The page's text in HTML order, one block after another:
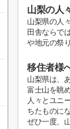
山梨の人
山梨県の人
田舎ならで
や地元の祭
移住者様
山梨県は、
富士山を眺
人々とユニ
ちたものに
ぜひ一度、